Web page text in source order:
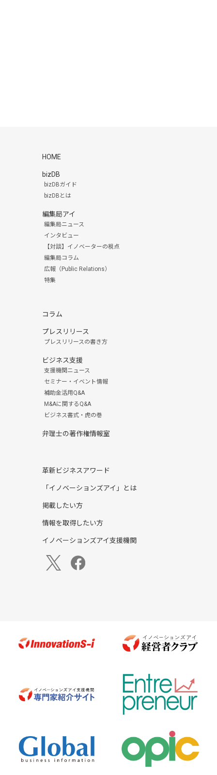
HOME
bizDB
bizDBガイド
bizDBとは
編集局アイ
編集局ニュース
インタビュー
【対談】イノベーターの視点
編集局コラム
広報（Public Relations）
特集
コラム
プレスリリース
プレスリリースの書き方
ビジネス支援
支援機関ニュース
セミナー・イベント情報
補助金活用Q&A
M&Aに関するQ&A
ビジネス書式・虎の巻
弁理士の著作権情報室
革新ビジネスアワード
「イノベーションズアイ」とは
掲載したい方
情報を取得したい方
イノベーションズアイ支援機関